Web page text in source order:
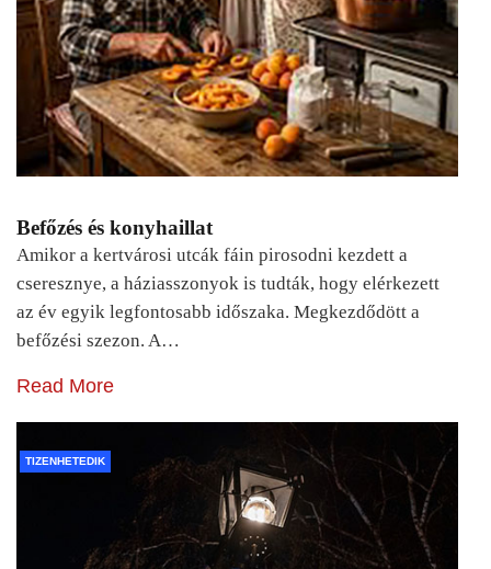
Befőzés és konyhaillat
Amikor a kertvárosi utcák fáin pirosodni kezdett a
cseresznye, a háziasszonyok is tudták, hogy elérkezett
az év egyik legfontosabb időszaka. Megkezdődött a
befőzési szezon. A…
Read More
TIZENHETEDIK